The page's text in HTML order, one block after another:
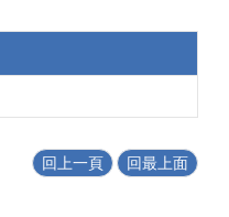
回上一頁 回最上面